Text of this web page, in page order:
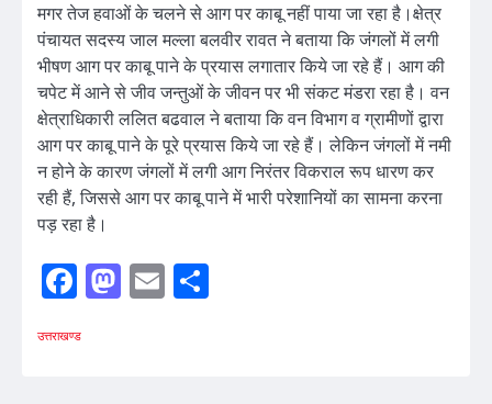
मगर तेज हवाओं के चलने से आग पर काबू नहीं पाया जा रहा है।क्षेत्र
पंचायत सदस्य जाल मल्ला बलवीर रावत ने बताया कि जंगलों में लगी
भीषण आग पर काबू पाने के प्रयास लगातार किये जा रहे हैं। आग की
चपेट में आने से जीव जन्तुओं के जीवन पर भी संकट मंडरा रहा है। वन
क्षेत्राधिकारी ललित बढवाल ने बताया कि वन विभाग व ग्रामीणों द्वारा
आग पर काबू पाने के पूरे प्रयास किये जा रहे हैं। लेकिन जंगलों में नमी
न होने के कारण जंगलों में लगी आग निरंतर विकराल रूप धारण कर
रही हैं, जिससे आग पर काबू पाने में भारी परेशानियों का सामना करना
पड़ रहा है।
Facebook
Mastodon
Email
उत्तराखण्ड